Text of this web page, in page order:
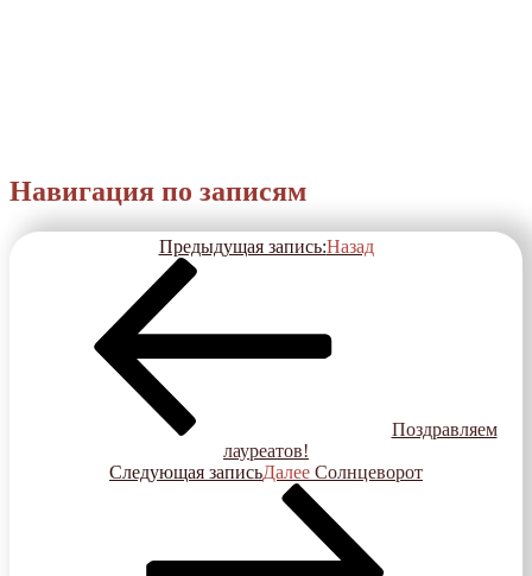
Навигация по записям
Предыдущая запись:Назад
Поздравляем
лауреатов!
Следующая записьДалее Солнцеворот